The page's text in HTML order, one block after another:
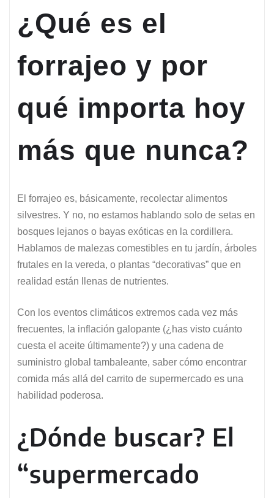
¿Qué es el
forrajeo y por
qué importa hoy
más que nunca?
El forrajeo es, básicamente, recolectar alimentos
silvestres. Y no, no estamos hablando solo de setas en
bosques lejanos o bayas exóticas en la cordillera.
Hablamos de malezas comestibles en tu jardín, árboles
frutales en la vereda, o plantas “decorativas” que en
realidad están llenas de nutrientes.
Con los eventos climáticos extremos cada vez más
frecuentes, la inflación galopante (¿has visto cuánto
cuesta el aceite últimamente?) y una cadena de
suministro global tambaleante, saber cómo encontrar
comida más allá del carrito de supermercado es una
habilidad poderosa.
¿Dónde buscar? El
“supermercado